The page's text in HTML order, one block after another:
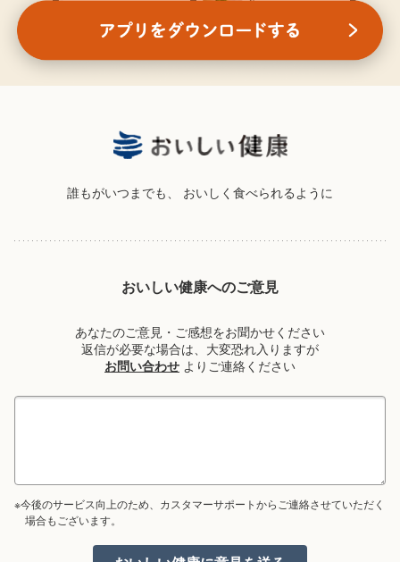
誰もがいつまでも、 おいしく食べられるように
おいしい健康へのご意見
あなたのご意見・ご感想をお聞かせください
返信が必要な場合は、大変恐れ入りますが
お問い合わせ よりご連絡ください
※今後のサービス向上のため、カスタマーサポートからご連絡させていただく
場合もございます。